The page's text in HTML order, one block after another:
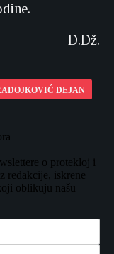
D.Dž.
DEJAN
o protekloj i
redakcije, iskrene
oblikuju našu